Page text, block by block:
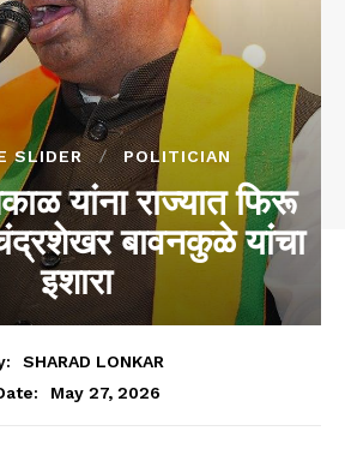
SLIDER POLITICIAN
यांना राज्यात फिरू
बावनकुळे यांचा
इशारा
SHARAD LONKAR
May 27, 2026